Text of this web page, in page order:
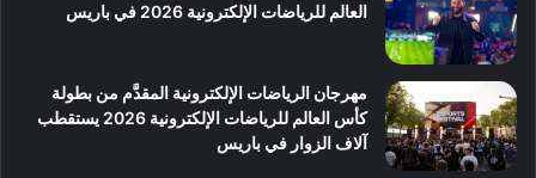
العالم للرياضات الإلكترونية 2026 في باريس
مهرجان الرياضات الإلكترونية المقدَّم من بطولة
كأس العالم للرياضات الإلكترونية 2026 يستقطب
آلاف الزوار في باريس